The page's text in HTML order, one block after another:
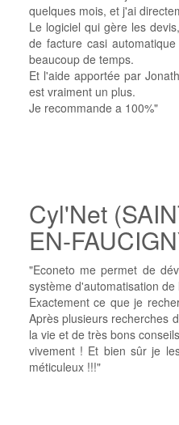
quelques mois, et j'ai
Le logiciel qui gère les
de facture casi
beaucoup de temps.
Et l'aide apportée par
est vraiment un plus.
Je recommande a 100%"
Cyl'Net
EN-
"Econeto me permet de
système d'automatisation de
Exactement ce que je
Après plusieurs recherches
la vie et de très bons
vivement ! Et bien sûr je
méticuleux !!!"